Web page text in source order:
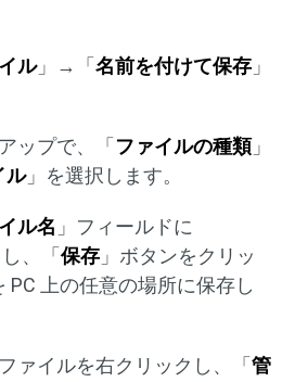
ル」→「 名前を付けて保存 」
ップで、「 ファイルの種類」
ル」を選択します。
ル名 」フィールドに
、「 保存 」ボタンをクリッ
PC 上の任意の場所に保存し
ァイルを右クリックし、「 管